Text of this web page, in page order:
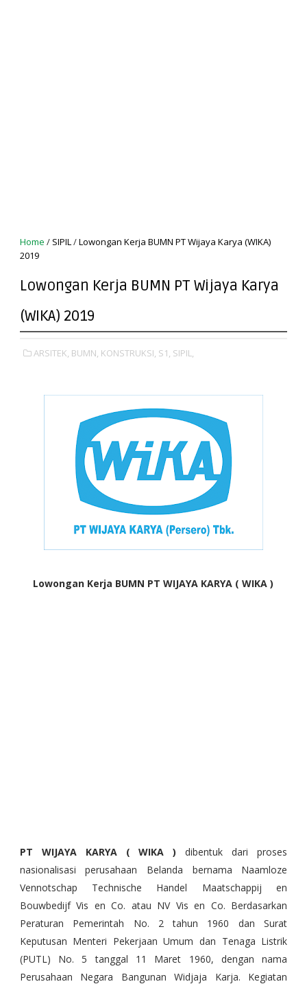
Home / SIPIL/Lowongan Kerja BUMN PT Wijaya Karya (WIKA)
2019
Lowongan Kerja BUMN PT Wijaya Karya
(WIKA) 2019
ARSITEK, BUMN, KONSTRUKSI, S1, SIPIL,
Lowongan Kerja BUMN PT WIJAYA KARYA ( WIKA )
PT WIJAYA KARYA ( WIKA ) dibentuk dari proses
nasionalisasi perusahaan Belanda bernama Naamloze
Vennotschap Technische Handel Maatschappij en
Bouwbedijf Vis en Co. atau NV Vis en Co. Berdasarkan
Peraturan Pemerintah No. 2 tahun 1960 dan Surat
Keputusan Menteri Pekerjaan Umum dan Tenaga Listrik
(PUTL) No. 5 tanggal 11 Maret 1960, dengan nama
Perusahaan Negara Bangunan Widjaja Karja. Kegiatan